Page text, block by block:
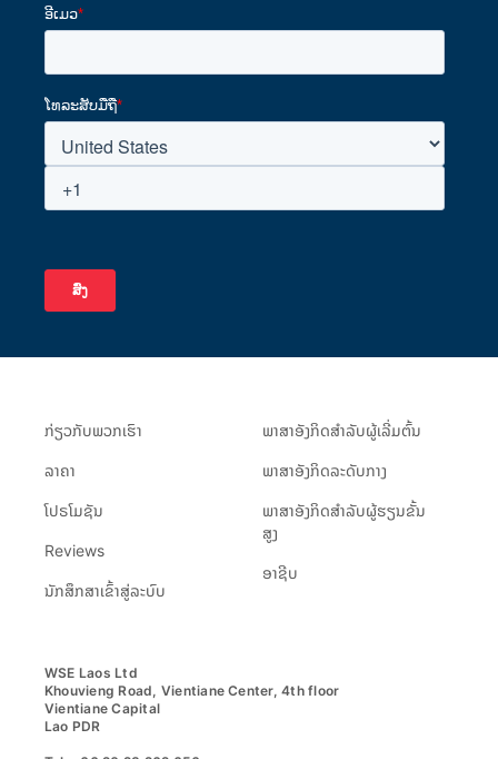
ກ່ຽວ​ກັບ​ພວກ​ເຮົາ
ລາຄາ
ໂປຣໂມຊັນ
Reviews
ນັກສຶກສາເຂົ້າສູ່ລະບົບ
ພາສາອັງກິດສຳລັບຜູ້ເລີ່ມຕົ້ນ
ພາສາອັງກິດລະດັບກາງ
ພາສາອັງກິດສຳລັບຜູ້ຮຽນຂັ້ນ
ສູງ
ອາຊີບ
WSE Laos Ltd
Khouvieng Road, Vientiane Center, 4th floor
Vientiane Capital
Lao PDR